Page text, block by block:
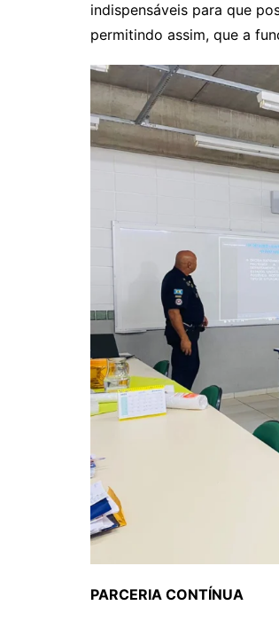
indispensáveis para que
permitindo assim, que a
PARCERIA CONTÍNUA